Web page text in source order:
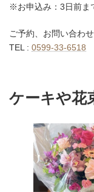
※お申込み：3日前ま
ご予約、お問い合わ
TEL : 0599-33-6518
ケーキや花